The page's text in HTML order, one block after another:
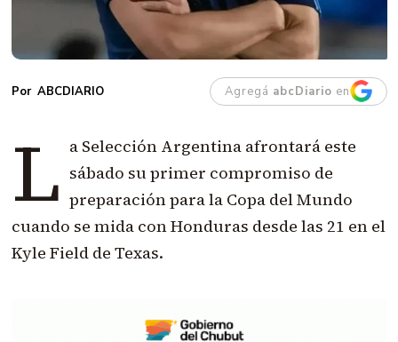
ABCDIARIO Agregá abcDiario en
L a Selección Argentina afrontará este
sábado su primer compromiso de
preparación para la Copa del Mundo
cuando se mida con Honduras desde las 21 en el
Kyle Field de Texas.